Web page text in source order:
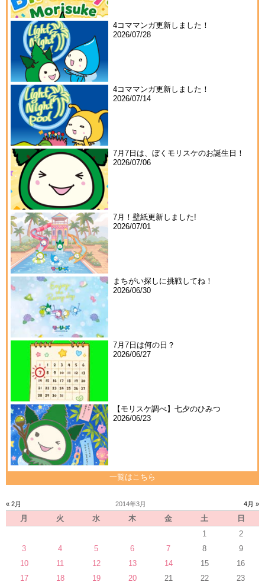
4コママンガ更新しました！
2026/07/28
4コママンガ更新しました！
2026/07/14
7月7日は、ぼくモリスケのお誕生日！
2026/07/06
7月！壁紙更新しました!
2026/07/01
まちがい探しに挑戦してね！
2026/06/30
7月7日は何の日？
2026/06/27
【モリスケ調べ】七夕のひみつ
2026/06/23
一覧はこちら
« 2月 2014年3月 4月 »
月 火 水 木 金 土
日
1
2
3
4 5 6 7 8
9
10
11 12 13 14 15
16
17
18 19 20 21 22 23